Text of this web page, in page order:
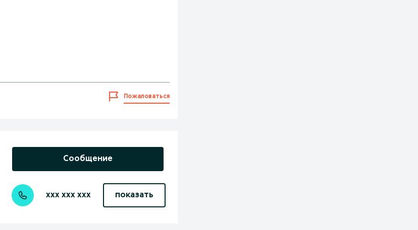
Пожаловаться
Сообщение
xxx xxx xxx показать